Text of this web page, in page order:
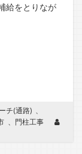
給をとりなが
チ(通路) 、
、 門柱工事